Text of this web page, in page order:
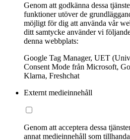
Genom att godkänna dessa
funktioner utöver de
möjligt för dig att använda vår
ditt samtycke använder vi
denna webbplats:
Google Tag Manager, UET
Consent Mode från Microsoft,
Klarna, Freshchat
Externt medieinnehåll
Genom att acceptera dessa
annat medieinnehåll som